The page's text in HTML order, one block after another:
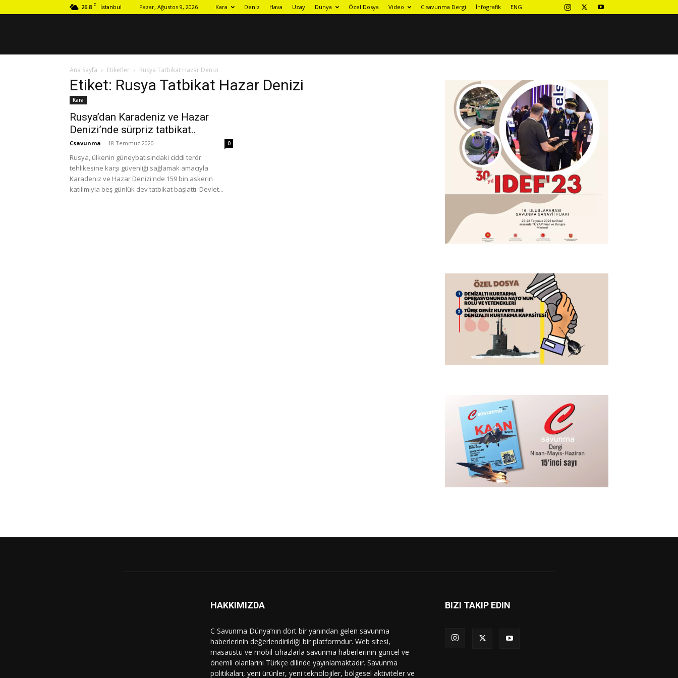
26.8 C İstanbul Pazar, Ağustos 9, 2026 Kara Deniz Hava Uzay Dünya Özel Dosya Video C savunma Dergi İnfografik ENG
Ana Sayfa Etiketler Rusya Tatbikat Hazar Denizi
Etiket: Rusya Tatbikat Hazar Denizi
Kara
Rusya’dan Karadeniz ve Hazar
Denizi’nde sürpriz tatbikat..
Csavunma - 18 Temmuz 2020 0
Rusya, ülkenin güneybatısındaki ciddi terör
tehlikesine karşı güvenliği sağlamak amacıyla
Karadeniz ve Hazar Denizi'nde 159 bin askerin
katılımıyla beş günlük dev tatbikat başlattı. Devlet...
HAKKIMIZDA
C Savunma Dünya’nın dört bir yanından gelen savunma
haberlerinin değerlendirildiği bir platformdur. Web sitesi,
masaüstü ve mobil cihazlarla savunma haberlerinin güncel ve
önemli olanlarını Türkçe dilinde yayınlamaktadır. Savunma
politikaları, yeni ürünler, yeni teknolojiler, bölgesel aktiviteler ve
BIZI TAKIP EDIN